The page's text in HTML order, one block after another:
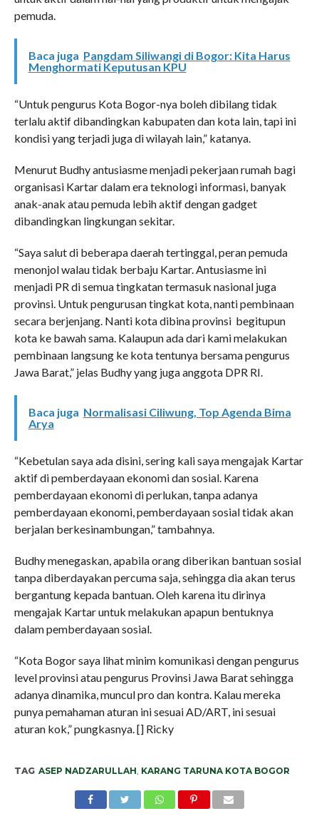
pemuda.
Baca juga Pangdam Siliwangi di Bogor: Kita Harus
Menghormati Keputusan KPU
“Untuk pengurus Kota Bogor-nya boleh dibilang tidak
terlalu aktif dibandingkan kabupaten dan kota lain, tapi ini
kondisi yang terjadi juga di wilayah lain,” katanya.
Menurut Budhy antusiasme menjadi pekerjaan rumah bagi
organisasi Kartar dalam era teknologi informasi, banyak
anak-anak atau pemuda lebih aktif dengan gadget
dibandingkan lingkungan sekitar.
“Saya salut di beberapa daerah tertinggal, peran pemuda
menonjol walau tidak berbaju Kartar. Antusiasme ini
menjadi PR di semua tingkatan termasuk nasional juga
provinsi. Untuk pengurusan tingkat kota, nanti pembinaan
secara berjenjang. Nanti kota dibina provinsi begitupun
kota ke bawah sama. Kalaupun ada dari kami melakukan
pembinaan langsung ke kota tentunya bersama pengurus
Jawa Barat,” jelas Budhy yang juga anggota DPR RI.
Baca juga Normalisasi Ciliwung, Top Agenda Bima
Arya
“Kebetulan saya ada disini, sering kali saya mengajak Kartar
aktif di pemberdayaan ekonomi dan sosial. Karena
pemberdayaan ekonomi di perlukan, tanpa adanya
pemberdayaan ekonomi, pemberdayaan sosial tidak akan
berjalan berkesinambungan,” tambahnya.
Budhy menegaskan, apabila orang diberikan bantuan sosial
tanpa diberdayakan percuma saja, sehingga dia akan terus
bergantung kepada bantuan. Oleh karena itu dirinya
mengajak Kartar untuk melakukan apapun bentuknya
dalam pemberdayaan sosial.
“Kota Bogor saya lihat minim komunikasi dengan pengurus
level provinsi atau pengurus Provinsi Jawa Barat sehingga
adanya dinamika, muncul pro dan kontra. Kalau mereka
punya pemahaman aturan ini sesuai AD/ART, ini sesuai
aturan kok,” pungkasnya. [] Ricky
TAG ASEP NADZARULLAH KARANG TARUNA KOTA BOGOR